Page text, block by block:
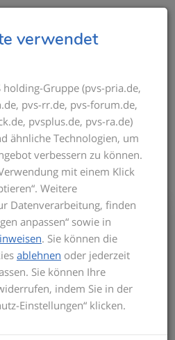
verwendet
holding-Gruppe (pvs-pria.de,
pvs-rr.de, pvs-forum.de,
pvsplus.de, pvs-ra.de)
ähnliche Technologien, um
verbessern zu können.
mit einem Klick
Weitere
Datenverarbeitung, finden
anpassen“ sowie in
. Sie können die
ablehnen oder jederzeit
Sie können Ihre
indem Sie in der
Einstellungen“ klicken.
ÜBERBLICK
der neuen GOÄ gilt
die aktuelle
dieser basieren die
Beginn des Seminars
über den derzeitigen
Zusätzlich
Überblick über